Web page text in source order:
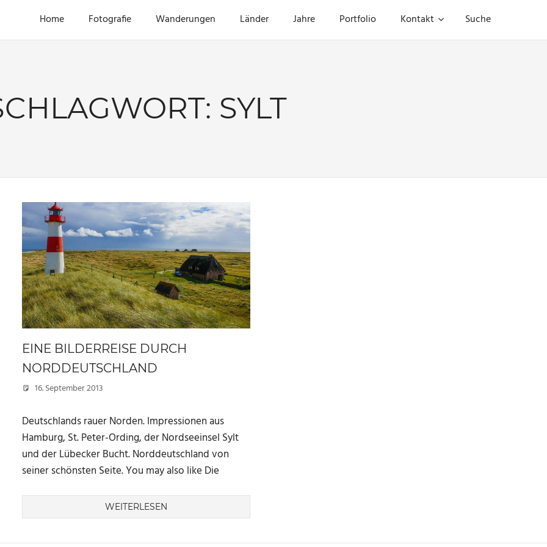
Home Fotografie Wanderungen Länder Jahre Portfolio Kontakt Suche
SYLT
EINE BILDERREISE DURCH
NORDDEUTSCHLAND
16. September 2013
Deutschlands rauer Norden. Impressionen aus
Hamburg, St. Peter-Ording, der Nordseeinsel Sylt
und der Lübecker Bucht. Norddeutschland von
seiner schönsten Seite. You may also like Die
WEITERLESEN